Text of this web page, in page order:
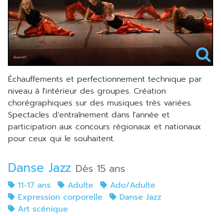
échauffements et perfectionnement technique par
niveau à l'intérieur des groupes. Création
chorégraphiques sur des musiques très variées.
Spectacles d'entraînement dans l'année et
participation aux concours régionaux et nationaux
pour ceux qui le souhaitent.
Danse Jazz Dès 15 ans
11-17 ans Adulte
Ado/Adulte
Expression corporelle
Danse Jazz
Art scénique